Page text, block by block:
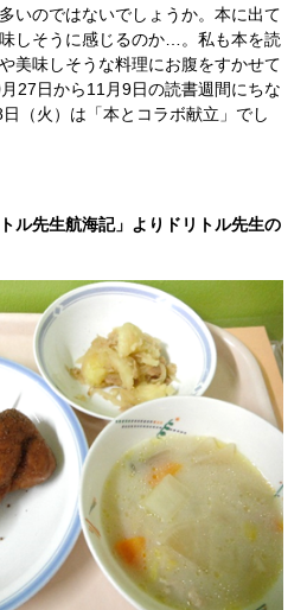
いのではないでしょうか。本に出て
しそうに感じるのか…。私も本を読
美味しそうな料理にお腹をすかせて
27日から11月9日の読書週間にちな
（火）は「本とコラボ献立」でし
ル先生航海記」よりドリトル先生の